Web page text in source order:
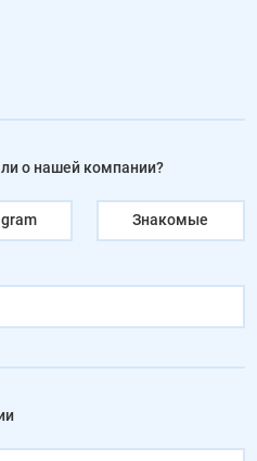
о нашей компании?
Знакомые